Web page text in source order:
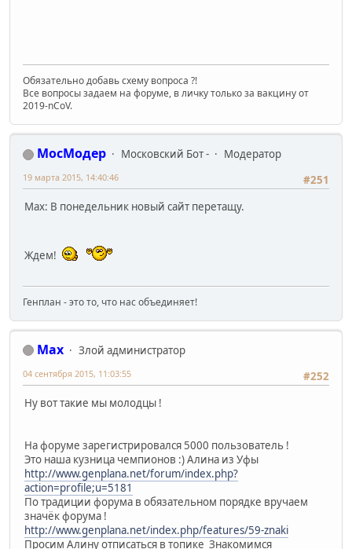
Обязательно добавь схему вопроса ?!
Все вопросы задаем на форуме, в личку только за вакцину от
2019-nCoV.
МосМодер Московский Бот -
Модератор
#251
19 марта 2015, 14:40:46
Max: В понедельник новый сайт перетащу.
Ждем!
Генплан - это то, что нас объединяет!
Max
Злой администратор
#252
04 сентября 2015, 11:03:55
Ну вот такие мы молодцы !
На форуме зарегистрировался 5000 пользователь !
Это наша кузница чемпионов :) Алина из Уфы
http://www.genplana.net/forum/index.php?
action=profile;u=5181
По традиции форума в обязательном порядке вручаем
значёк форума !
http://www.genplana.net/index.php/features/59-znaki
Просим Алину отписаться в топике Знакомимся